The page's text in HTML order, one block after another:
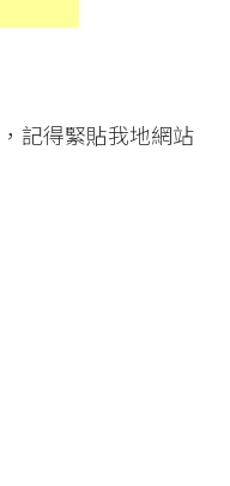
記得緊貼我地網站